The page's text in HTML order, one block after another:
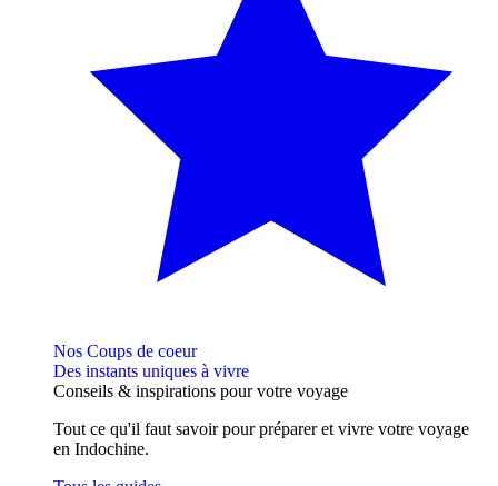
Nos Coups de coeur
Des instants uniques à vivre
Conseils & inspirations pour votre voyage
Tout ce qu'il faut savoir pour préparer et vivre votre voyage
en Indochine.